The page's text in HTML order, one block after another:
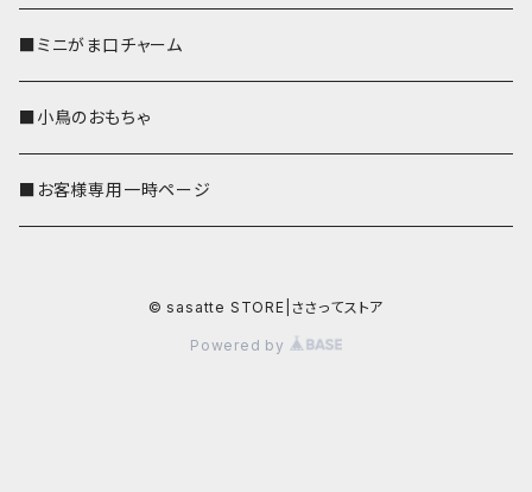
■ミニがま口チャーム
■小鳥のおもちゃ
■お客様専用一時ページ
© sasatte STORE|ささってストア
Powered by